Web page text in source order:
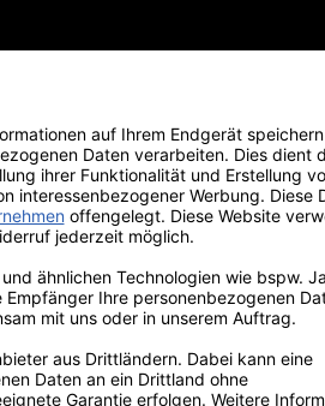
Weine vom Gardasee Großflaschen